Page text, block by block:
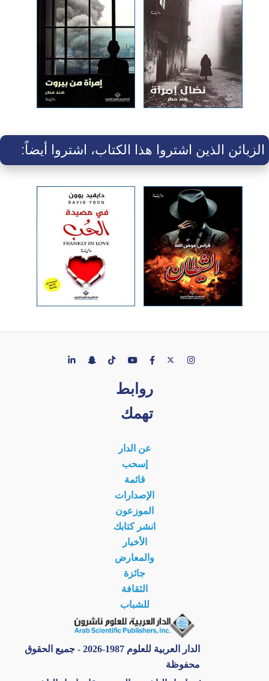
الزبائن الذين اشتروا هذا الكتاب، اشتروا أيضاً:
روابط
تهمك
عن الدار
إسحب
قائمة
الإصدارات
الموزعون
انشر كتابك
الأخبار
والمعارض
جائزة
الثقافة
للشباب
الدار العربية للعلوم 1987-2026 - جميع الحقوق
محفوظة